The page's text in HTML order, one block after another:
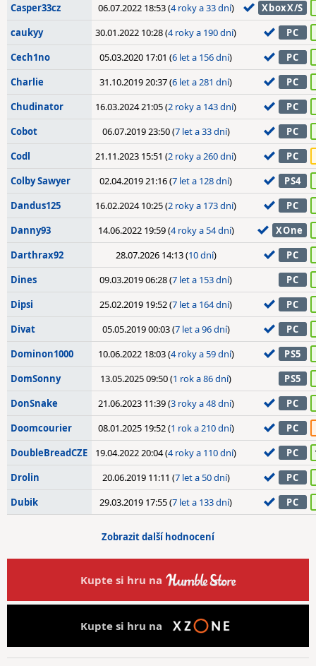
Casper33cz
06.07.2022 18:53 (4 roky a 33 dní)
XboxX/S
caukyy
30.01.2022 10:28 (4 roky a 190 dní)
PC
Cech1no
05.03.2020 17:01 (6 let a 156 dní)
PC
Charlie
31.10.2019 20:37 (6 let a 281 dní)
PC
Chudinator
16.03.2024 21:05 (2 roky a 143 dní)
PC
Cobot
06.07.2019 23:50 (7 let a 33 dní)
PC
Codl
21.11.2023 15:51 (2 roky a 260 dní)
PC
Colby Sawyer
02.04.2019 21:16 (7 let a 128 dní)
PS4
Dandus125
16.02.2024 10:25 (2 roky a 173 dní)
PC
Danny93
14.06.2022 19:59 (4 roky a 54 dní)
XOne
Darthrax92
28.07.2026 14:13 (10 dní)
PC
Dines
09.03.2019 06:28 (7 let a 153 dní)
PC
Dipsi
25.02.2019 19:52 (7 let a 164 dní)
PC
Divat
05.05.2019 00:03 (7 let a 96 dní)
PC
Dominon1000
10.06.2022 18:03 (4 roky a 59 dní)
PS5
DomSonny
13.05.2025 09:50 (1 rok a 86 dní)
PS5
DonSnake
21.06.2023 11:39 (3 roky a 48 dní)
PC
Doomcourier
08.01.2025 19:52 (1 rok a 210 dní)
PC
DoubleBreadCZE
19.04.2022 20:04 (4 roky a 110 dní) PC
Drolin 20.06.2019 11:11 (7 let a 50 dní)
PC
Dubik
29.03.2019 17:55 (7 let a 133 dní) PC
Zobrazit další hodnocení
Kupte si hru na
Kupte si hru na